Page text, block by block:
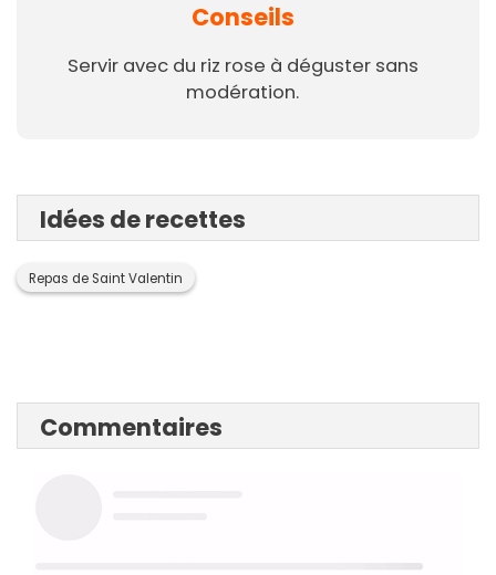
Conseils
Servir avec du riz rose à déguster sans
modération.
Idées de recettes
Repas de Saint Valentin
Commentaires